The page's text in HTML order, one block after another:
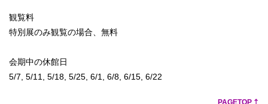
観覧料
特別展のみ観覧の場合、無料
会期中の休館日
5/7, 5/11, 5/18, 5/25, 6/1, 6/8, 6/15, 6/22
PAGETOP